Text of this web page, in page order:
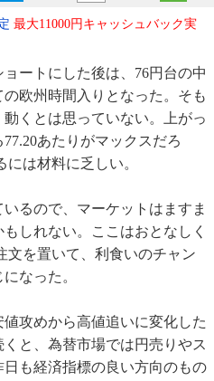
最大11000円キャッシュバック実
ートにした後は、76円台の中
欧州時間入りとなった。そも
くとは思っていない。上がっ
あたりがマックスだろ
には材料に乏しい。
るので、マーケットはますま
しれない。ここはおとなしく
文を置いて、利食いのチャン
なった。
攻めから高値追いに変化した
と、為替市場では円売りやス
も経済指標の良い方向のもの